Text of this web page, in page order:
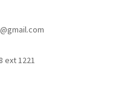
ext 1221